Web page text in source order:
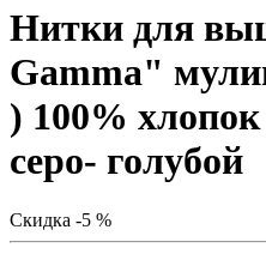
Нитки для
Gamma"
) 100%
серо- голубой
Скидка -5 %